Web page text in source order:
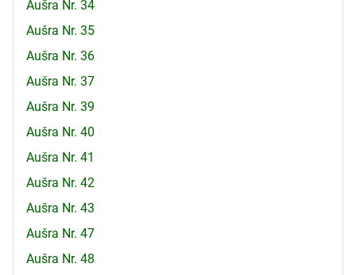
Aušra Nr. 34
Aušra Nr. 35
Aušra Nr. 36
Aušra Nr. 37
Aušra Nr. 39
Aušra Nr. 40
Aušra Nr. 41
Aušra Nr. 42
Aušra Nr. 43
Aušra Nr. 47
Aušra Nr. 48